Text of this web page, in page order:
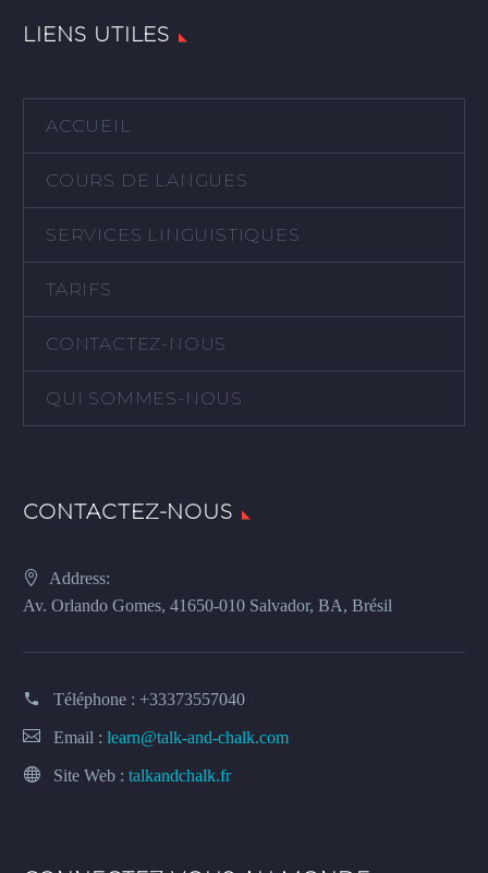
LIENS UTILES
ACCUEIL
COURS DE LANGUES
SERVICES LINGUISTIQUES
TARIFS
CONTACTEZ-NOUS
QUI SOMMES-NOUS
CONTACTEZ-NOUS
Address:
Av. Orlando Gomes, 41650-010 Salvador, BA, Brésil
Téléphone : +33373557040
Email : learn@talk-and-chalk.com
Site Web : talkandchalk.fr